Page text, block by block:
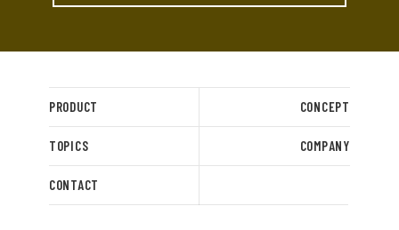
PRODUCT CONCEPT
TOPICS COMPANY
CONTACT